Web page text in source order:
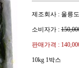
제조회사 : 울릉
소비자가 :
판매가격 :
10kg 1박스